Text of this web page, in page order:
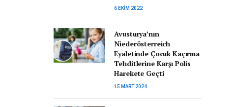
6 EKIM 2022
Avusturya’nın
Niederösterreich
Eyaletinde Çocuk Kaçırma
Tehditlerine Karşı Polis
Harekete Geçti
15 MART 2024